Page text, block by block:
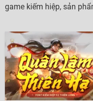
game kiếm hiệp, sản